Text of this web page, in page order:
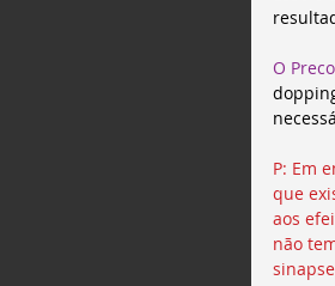
O
P: Em
que
aos
não